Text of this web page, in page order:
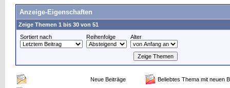
Anzeige-Eigenschaften
Zeige Themen 1 bis 30 von 51
Sortiert nach
Reihenfolge Alter
Neue Beiträge
Beliebtes Thema mit neuen